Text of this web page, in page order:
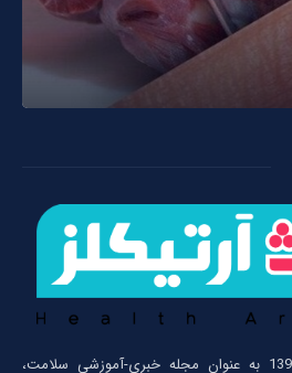
از سال 1396 به عنوان مجله خبری-آموزشی سلامت،